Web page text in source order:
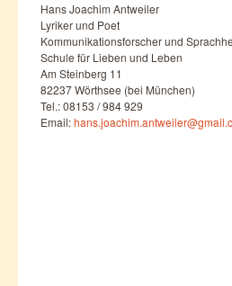
Hans Joachim Antweiler
Lyriker und Poet
Kommunikationsforscher und
Schule für Lieben und Leben
Am Steinberg 11
82237 Wörthsee (bei München)
Tel.: 08153 / 984 929
Email: